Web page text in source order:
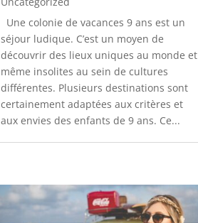
Une colonie de vacances 9 ans est un
séjour ludique. C’est un moyen de
découvrir des lieux uniques au monde et
même insolites au sein de cultures
différentes. Plusieurs destinations sont
certainement adaptées aux critères et
aux envies des enfants de 9 ans. Ce...